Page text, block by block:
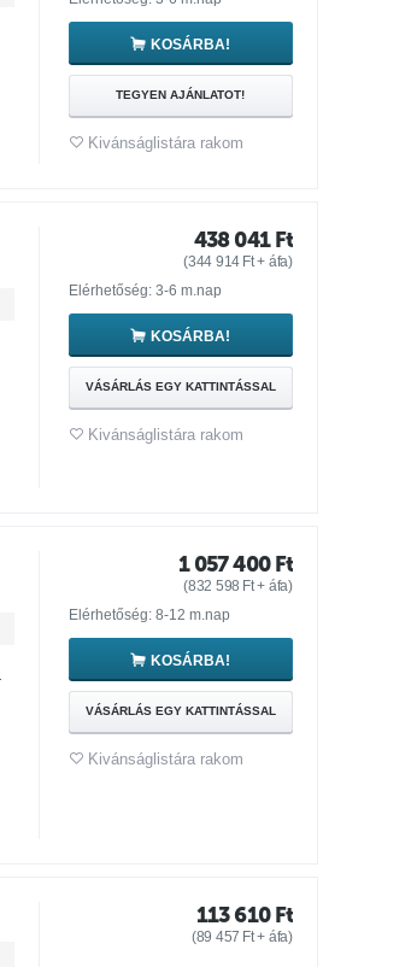
KOSÁRBA!
TEGYEN AJÁNLATOT!
Kivánságlistára rakom
438 041 Ft
(344 914 Ft+ áfa)
Elérhetőség: 3-6 m.nap
KOSÁRBA!
VÁSÁRLÁS EGY KATTINTÁSSAL
Kivánságlistára rakom
1 057 400 Ft
(832 598 Ft+ áfa)
Elérhetőség: 8-12 m.nap
KOSÁRBA!
VÁSÁRLÁS EGY KATTINTÁSSAL
Kivánságlistára rakom
113 610 Ft
(89 457 Ft+ áfa)